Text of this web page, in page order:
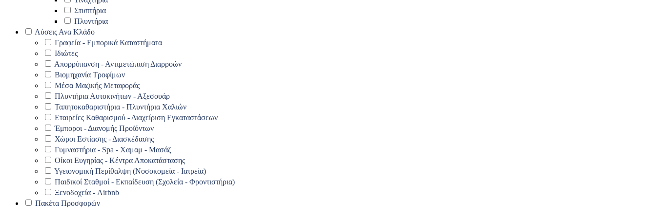
Στυπτήρια
Πλυντήρια
Λύσεις Ανα Κλάδο
Γραφεία - Εμπορικά Καταστήματα
Ιδιώτες
Απορρύπανση - Αντιμετώπιση Διαρροών
Βιομηχανία Τροφίμων
Μέσα Μαζικής Μεταφοράς
Πλυντήρια Αυτοκινήτων - Αξεσουάρ
Ταπητοκαθαριστήρια - Πλυντήρια Χαλιών
Εταιρείες Καθαρισμού - Διαχείριση Εγκαταστάσεων
Έμποροι - Διανομής Προϊόντων
Χώροι Εστίασης - Διασκέδασης
Γυμναστήρια - Spa - Χαμαμ - Μασάζ
Οίκοι Ευγηρίας - Κέντρα Αποκατάστασης
Υγειονομική Περίθαλψη (Νοσοκομεία - Ιατρεία)
Παιδικοί Σταθμοί - Εκπαίδευση (Σχολεία - Φροντιστήρια)
Ξενοδοχεία - Airbnb
Πακέτα Προσφορών